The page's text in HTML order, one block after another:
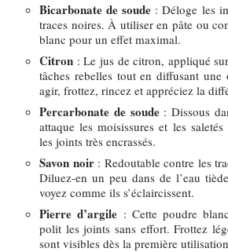
Bicarbonate de soude : Déloge les
traces noires. À utiliser en pâte ou
blanc pour un effet maximal.
Citron : Le jus de citron, appliqué
tâches rebelles tout en diffusant une
agir, frottez, rincez et appréciez la
Percarbonate de soude: Dissous
attaque les moisissures et les
les joints très encrassés.
Savon noir: Redoutable contre les
Diluez-en un peu dans de l’eau
voyez comme ils s’éclaircissent.
Pierre d’argile : Cette poudre
polit les joints sans effort. Frottez
sont visibles dès la première